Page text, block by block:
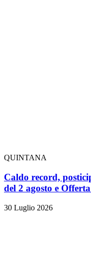
QUINTANA
Caldo record,
del 2 agosto e
30 Luglio 2026